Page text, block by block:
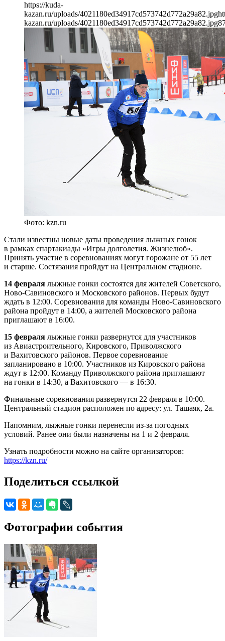
https://kuda-
kazan.ru/uploads/4021180ed34917cd573742d772a29a82.jpg
kazan.ru/uploads/4021180ed34917cd573742d772a29a82.jpg
Фото: kzn.ru
Стали известны новые даты проведения лыжных гонок
в рамках спартакиады «Игры долголетия. Жизнелюб».
Принять участие в соревнованиях могут горожане от 55 лет
и старше. Состязания пройдут на Центральном стадионе.
14 февраля лыжные гонки состоятся для жителей Советского,
Ново-Савиновского и Московского районов. Первых будут
ждать в 12:00. Соревнования для команды Ново-Савиновского
района пройдут в 14:00, а жителей Московского района
приглашают в 16:00.
15 февраля лыжные гонки развернутся для участников
из Авиастроительного, Кировского, Приволжского
и Вахитовского районов. Первое соревнование
запланировано в 10:00. Участников из Кировского района
ждут в 12:00. Команду Приволжского района приглашают
на гонки в 14:30, а Вахитовского — в 16:30.
Финальные соревнования развернутся 22 февраля в 10:00.
Центральный стадион расположен по адресу: ул. Ташаяк, 2а.
Напомним, лыжные гонки перенесли из-за погодных
условий. Ранее они были назначены на 1 и 2 февраля.
Узнать подробности можно на сайте организаторов:
https://kzn.ru/
Поделиться ссылкой
Фотографии события